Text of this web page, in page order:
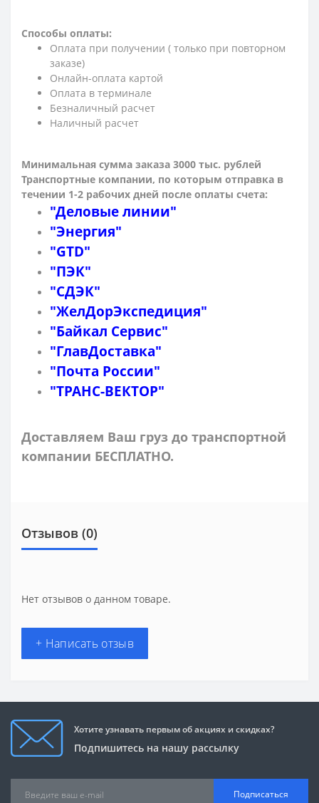
Способы оплаты:
Оплата при получении ( только при повторном
заказе)
Онлайн-оплата картой
Оплата в терминале
Безналичный расчет
Наличный расчет
Минимальная сумма заказа 3000 тыс. рублей
Транспортные компании, по которым отправка в
течении 1-2 рабочих дней после оплаты счета:
"Деловые линии"
"Энергия"
"GTD"
"ПЭК"
"СДЭК"
"ЖелДорЭкспедиция"
"Байкал Сервис"
"ГлавДоставка"
"Почта России"
"ТРАНС-ВЕКТОР"
Доставляем Ваш груз до транспортной
компании БЕСПЛАТНО.
Отзывов (0)
Нет отзывов о данном товаре.
+ Написать отзыв
Хотите узнавать первым об акциях и скидках?
Подпишитесь на нашу рассылку
Подписаться